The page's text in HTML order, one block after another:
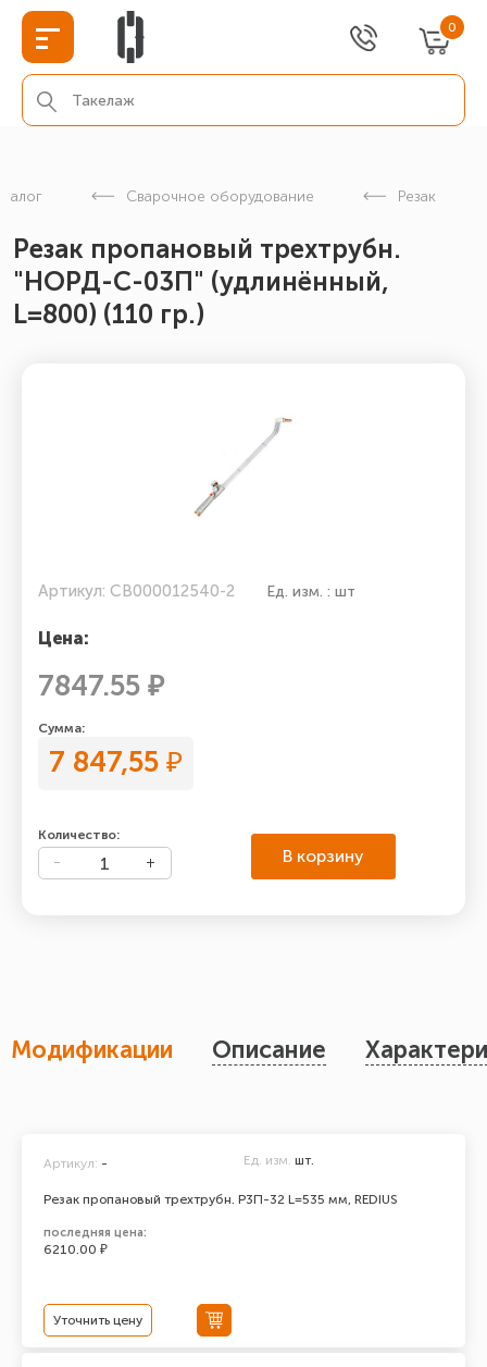
0
Сварочное оборудование Резак
Резак пропановый трехтрубн.
"НОРД-С-03П" (удлинённый,
L=800) (110 гр.)
Артикул: СВ000012540-2 Ед. изм. : шт
Цена:
7847.55 ₽
Сумма:
7 847,55 ₽
Количество:
В корзину
Модификации Описание
Резак пропановый трехтрубн. Р3П-32 L=535 мм, REDIUS
Артикул: - Ед. изм. шт.
последняя цена:
6210.00 ₽
Уточнить цену